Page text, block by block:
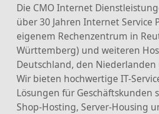
Die CMO Internet
über 30 Jahren Internet Service
eigenem Rechenzentrum in
Württemberg) und weiteren
Deutschland, den
Wir bieten hochwertige IT-
Lösungen für Geschäftskunden
Shop-Hosting, Server-Housing